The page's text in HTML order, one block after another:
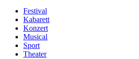
Festival
Kabarett
Konzert
Musical
Sport
Theater